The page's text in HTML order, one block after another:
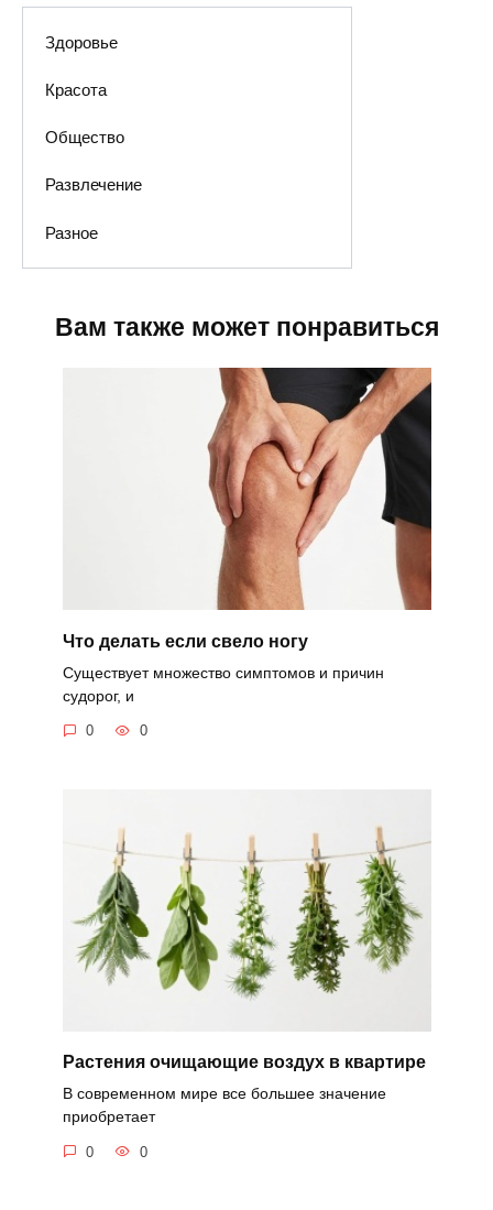
Здоровье
Красота
Общество
Развлечение
Разное
Вам также может понравиться
Что делать если свело ногу
Существует множество симптомов и причин
судорог, и
0 0
Растения очищающие воздух в квартире
В современном мире все большее значение
приобретает
0 0